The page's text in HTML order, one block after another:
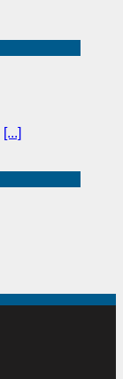
[...]